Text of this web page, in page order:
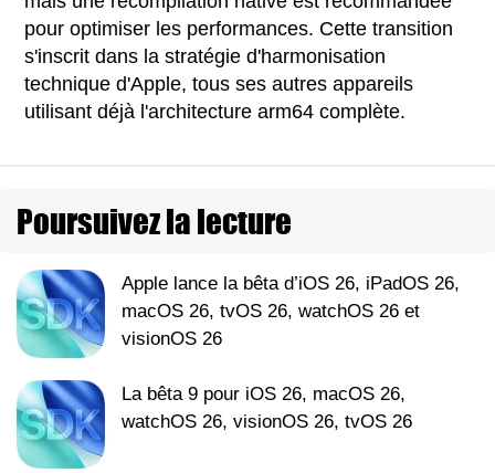
pour optimiser les performances. Cette transition
s'inscrit dans la stratégie d'harmonisation
technique d'Apple, tous ses autres appareils
utilisant déjà l'architecture arm64 complète.
Poursuivez la lecture
Apple lance la bêta d’iOS 26, iPadOS 26,
macOS 26, tvOS 26, watchOS 26 et
visionOS 26
La bêta 9 pour iOS 26, macOS 26,
watchOS 26, visionOS 26, tvOS 26